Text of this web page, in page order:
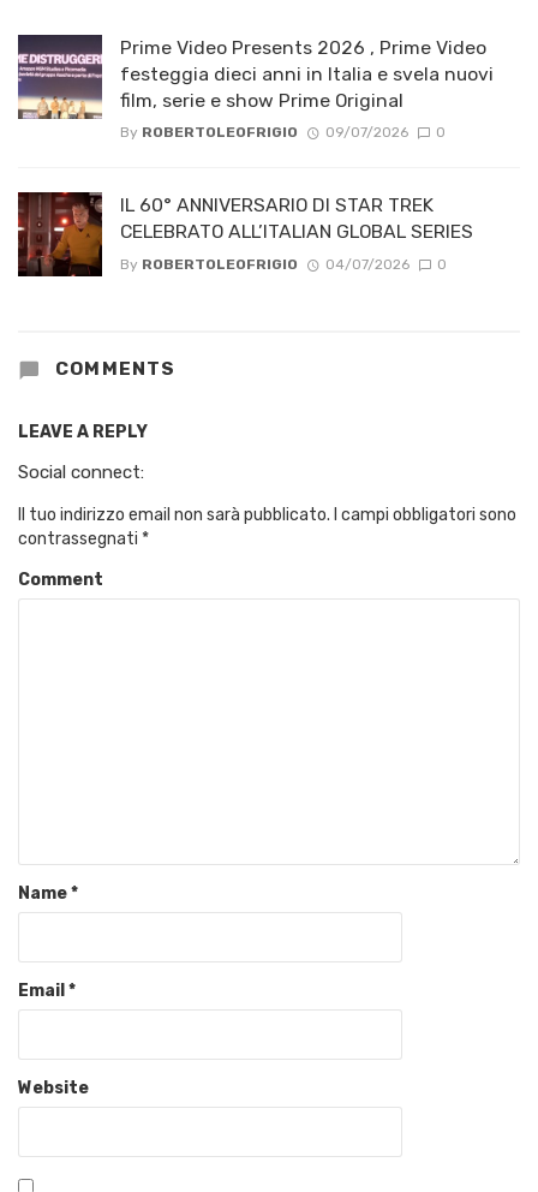
Prime Video Presents 2026 , Prime Video
festeggia dieci anni in Italia e svela nuovi
film, serie e show Prime Original
By ROBERTOLEOFRIGIO 09/07/2026 0
IL 60° ANNIVERSARIO DI STAR TREK
CELEBRATO ALL’ITALIAN GLOBAL SERIES
By ROBERTOLEOFRIGIO 04/07/2026 0
COMMENTS
LEAVE A REPLY
Social connect:
Il tuo indirizzo email non sarà pubblicato. I campi obbligatori sono
contrassegnati *
Comment
Name*
Email *
Website